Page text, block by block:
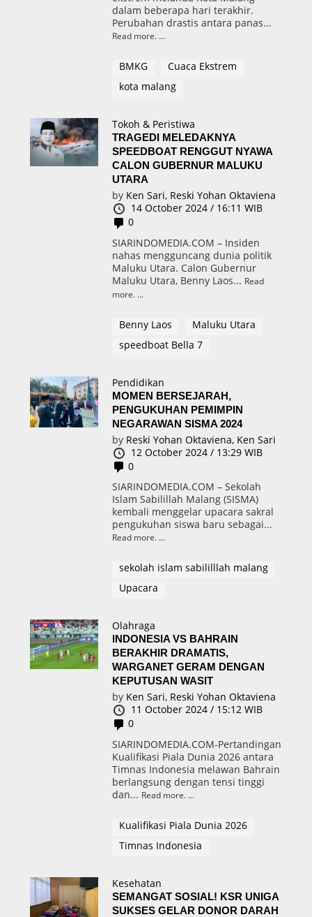
dalam beberapa hari terakhir.
Perubahan drastis antara panas...
Read more.
BMKG
Cuaca Ekstrem
kota malang
Tokoh & Peristiwa
TRAGEDI MELEDAKNYA
SPEEDBOAT RENGGUT NYAWA
CALON GUBERNUR MALUKU
UTARA
by Ken Sari, Reski Yohan Oktaviena
14 October 2024 / 16:11 WIB
0
SIARINDOMEDIA.COM – Insiden
nahas mengguncang dunia politik
Maluku Utara. Calon Gubernur
Maluku Utara, Benny Laos... Read
more.
Benny Laos
Maluku Utara
speedboat Bella 7
Pendidikan
MOMEN BERSEJARAH,
PENGUKUHAN PEMIMPIN
NEGARAWAN SISMA 2024
by Reski Yohan Oktaviena, Ken Sari
12 October 2024 / 13:29 WIB
0
SIARINDOMEDIA.COM – Sekolah
Islam Sabilillah Malang (SISMA)
kembali menggelar upacara sakral
pengukuhan siswa baru sebagai...
Read more.
sekolah islam sabililllah malang
Upacara
Olahraga
INDONESIA VS BAHRAIN
BERAKHIR DRAMATIS,
WARGANET GERAM DENGAN
KEPUTUSAN WASIT
by Ken Sari, Reski Yohan Oktaviena
11 October 2024 / 15:12 WIB
0
SIARINDOMEDIA.COM-Pertandingan
Kualifikasi Piala Dunia 2026 antara
Timnas Indonesia melawan Bahrain
berlangsung dengan tensi tinggi
dan... Read more.
Kualifikasi Piala Dunia 2026
Timnas Indonesia
Kesehatan
SEMANGAT SOSIAL! KSR UNIGA
SUKSES GELAR DONOR DARAH